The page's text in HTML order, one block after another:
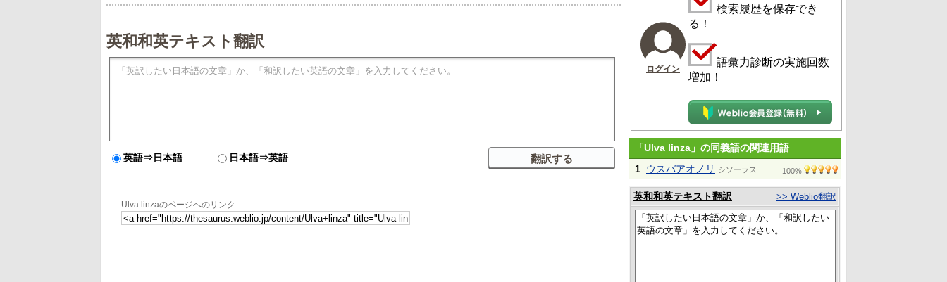
英和和英テキスト翻訳
英語⇒日本語 日本語⇒英語
Ulva linzaのページへのリンク
ログイン
検索履歴を保存でき
る！
語彙力診断の実施回数
増加！
「Ulva linza」の同義語の関連用語
1 ウスバアオノリ シソーラス 100%
英和和英テキスト翻訳 >> Weblio翻訳